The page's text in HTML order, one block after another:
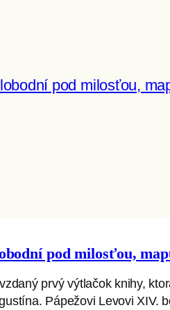
pod milosťou,
prvý výtlačok knihy,
Pápežovi Levovi XIV.